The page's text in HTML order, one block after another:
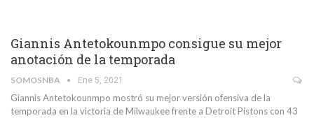
Giannis Antetokounmpo consigue su mejor
anotación de la temporada
SOMOSNBA Ene 5, 2021
Giannis Antetokounmpo mostró su mejor versión ofensiva de la
temporada en la victoria de Milwaukee frente a Detroit Pistons con 43